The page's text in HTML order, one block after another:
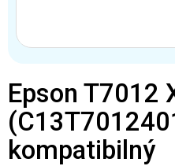
Epson T7012
kompatibilný